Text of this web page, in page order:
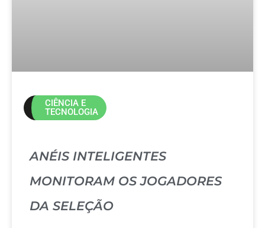
CIÊNCIA E
TECNOLOGIA
ANÉIS INTELIGENTES
MONITORAM OS JOGADORES
DA SELEÇÃO